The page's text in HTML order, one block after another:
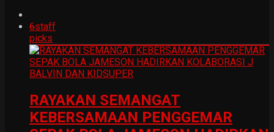
6staff
picks
RAYAKAN SEMANGAT
KEBERSAMAAN PENGGEMAR